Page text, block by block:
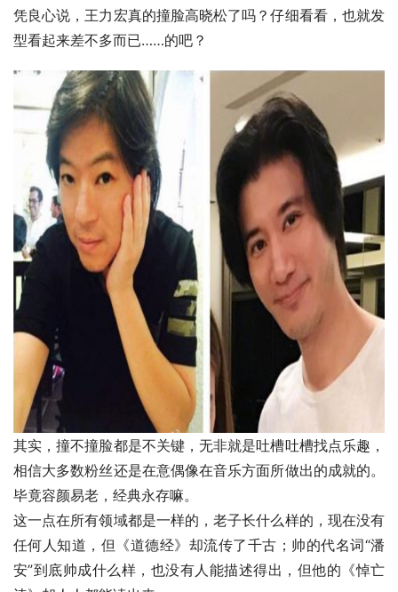
凭良心说，王力宏真的撞脸高晓松了吗？仔细看看，也就发
型看起来差不多而已……的吧？
其实，撞不撞脸都是不关键，无非就是吐槽吐槽找点乐趣，
相信大多数粉丝还是在意偶像在音乐方面所做出的成就的。
毕竟容颜易老，经典永存嘛。
这一点在所有领域都是一样的，老子长什么样的，现在没有
任何人知道，但《道德经》却流传了千古；帅的代名词“潘
安”到底帅成什么样，也没有人能描述得出，但他的《悼亡